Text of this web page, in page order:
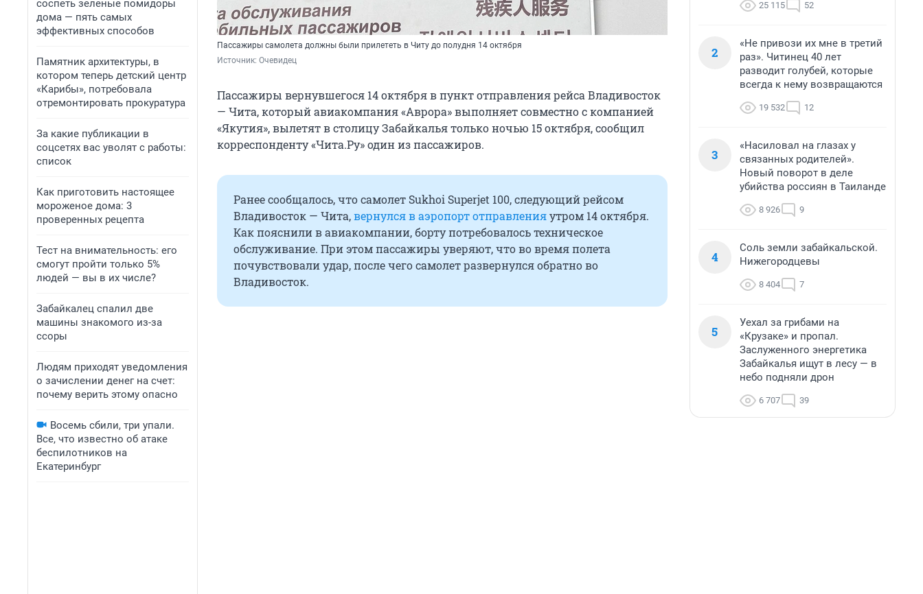
соспеть зеленые помидоры
дома — пять самых
эффективных способов
Памятник архитектуры, в
котором теперь детский центр
«Карибы», потребовала
отремонтировать прокуратура
За какие публикации в
соцсетях вас уволят с работы:
список
Как приготовить настоящее
мороженое дома: 3
проверенных рецепта
Тест на внимательность: его
смогут пройти только 5%
людей — вы в их числе?
Забайкалец спалил две
машины знакомого из-за
ссоры
Людям приходят уведомления
о зачислении денег на счет:
почему верить этому опасно
Восемь сбили, три упали.
Все, что известно об атаке
беспилотников на
Екатеринбург
Пассажиры самолета должны были прилететь в Читу до полудня 14 октября
Источник: Очевидец
Пассажиры вернувшегося 14 октября в пункт отправления рейса Владивосток
— Чита, который авиакомпания «Аврора» выполняет совместно с компанией
«Якутия», вылетят в столицу Забайкалья только ночью 15 октября, сообщил
корреспонденту «Чита.Ру» один из пассажиров.
Ранее сообщалось, что самолет Sukhoi Superjet 100, следующий рейсом
Владивосток — Чита,вернулся в аэропорт отправленияутром 14 октября.
Как пояснили в авиакомпании, борту потребовалось техническое
обслуживание. При этом пассажиры уверяют, что во время полета
почувствовали удар, после чего самолет развернулся обратно во
Владивосток.
25 115 52
2
«Не привози их мне в третий
раз». Читинец 40 лет
разводит голубей, которые
всегда к нему возвращаются
19 532 12
3
«Насиловал на глазах у
связанных родителей».
Новый поворот в деле
убийства россиян в Таиланде
8 926 9
4
Соль земли забайкальской.
Нижегородцевы
8 404 7
5
Уехал за грибами на
«Крузаке» и пропал.
Заслуженного энергетика
Забайкалья ищут в лесу — в
небо подняли дрон
6 707 39